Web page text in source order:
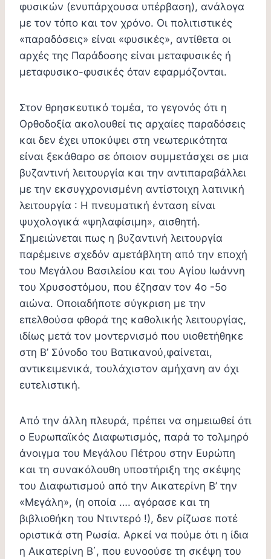
φυσικών (ενυπάρχουσα υπέρβαση), ανάλογα
με τον τόπο και τον χρόνο. Οι πολιτιστικές
«παραδόσεις» είναι «φυσικές», αντίθετα οι
αρχές της Παράδοσης είναι μεταφυσικές ή
μεταφυσικο-φυσικές όταν εφαρμόζονται.
Στον θρησκευτικό τομέα, το γεγονός ότι η
Ορθοδοξία ακολουθεί τις αρχαίες παραδόσεις
και δεν έχει υποκύψει στη νεωτερικότητα
είναι ξεκάθαρο σε όποιον συμμετάσχει σε μια
βυζαντινή λειτουργία και την αντιπαραβάλλει
με την εκσυγχρονισμένη αντίστοιχη λατινική
λειτουργία : Η πνευματική ένταση είναι
ψυχολογικά «ψηλαφίσιμη», αισθητή.
Σημειώνεται πως η βυζαντινή λειτουργία
παρέμεινε σχεδόν αμετάβλητη από την εποχή
του Μεγάλου Βασιλείου και του Αγίου Ιωάννη
του Χρυσοστόμου, που έζησαν τον 4ο -5ο
αιώνα. Οποιαδήποτε σύγκριση με την
επελθούσα φθορά της καθολικής λειτουργίας,
ιδίως μετά τον μοντερνισμό που υιοθετήθηκε
στη Β’ Σύνοδο του Βατικανού,φαίνεται,
αντικειμενικά, τουλάχιστον αμήχανη αν όχι
ευτελιστική.
Από την άλλη πλευρά, πρέπει να σημειωθεί ότι
ο Ευρωπαϊκός Διαφωτισμός, παρά το τολμηρό
άνοιγμα του Μεγάλου Πέτρου στην Ευρώπη
και τη συνακόλουθη υποστήριξη της σκέψης
του Διαφωτισμού από την Αικατερίνη Β’ την
«Μεγάλη», (η οποία …. αγόρασε και τη
βιβλιοθήκη του Ντιντερό !), δεν ρίζωσε ποτέ
οριστικά στη Ρωσία. Αρκεί να πούμε ότι η ίδια
η Αικατερίνη Β΄, που ευνοούσε τη σκέψη του